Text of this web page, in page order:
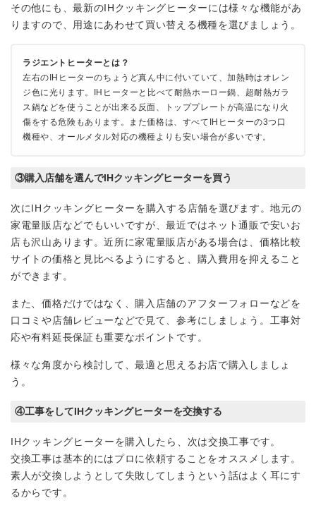
その他にも、最新のIHクッキングヒーターには様々な機能があ
りますので、用途にあわせて買い替える機種を選びましょう。
ラジエントヒーターとは？
左右のIHヒーターのちょうど真ん中に付いていて、加熱時はオレン
ジ色に光ります。IHヒーターと比べて耐熱ホーロー鍋、超耐熱ガラ
ス鍋などを使うことが出来る反面、トッププレートが高温になり火
傷をする危険もあります。また価格は、すべてIHヒーターの3つ口
機種や、オールメタル対応の機種よりも安い場合が多いです。
③購入店舗を選んでIHクッキングヒーターを買う
次にIHクッキングヒーターを購入する店舗を選びます。地元の
家電量販店などでもいいですが、最近ではネット通販で安いお
店も沢山あります。近所に家電量販店がある場合は、価格比較
サイトの価格と見比べるようにすると、購入費用を抑えること
ができます。
また、価格だけではなく、購入店舗のアフターフォローなどを
口コミや店舗レビューなどで見て、参考にしましょう。工事対
応や有料延長保証も重要なポイントです。
様々な角度から検討して、最適と思えるお店で購入しましょ
う。
④工事をしてIHクッキングヒーターを交換する
IHクッキングヒーターを購入したら、次は交換工事です。
交換工事は基本的にはプロに依頼することをオススメします。
素人が交換しようとして失敗してしまうという話はよく耳にす
るからです。